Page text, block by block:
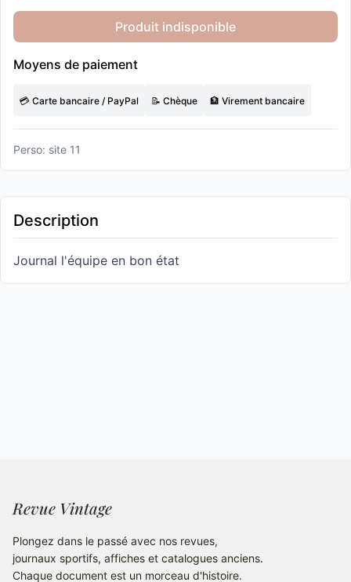
Produit indisponible
Moyens de paiement
💳 Carte bancaire / PayPal 📝 Chèque 🏦 Virement bancaire
Perso: site 11
Description
Journal l'équipe en bon état
Revue Vintage
Plongez dans le passé avec nos revues,
journaux sportifs, affiches et catalogues anciens.
Chaque document est un morceau d'histoire.